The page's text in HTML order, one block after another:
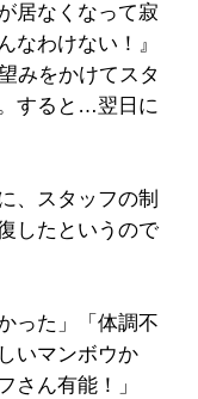
居なくなって寂
なわけない！』
みをかけてスタ
すると…翌日に
、スタッフの制
したというので
った」「体調不
いマンボウか
さん有能！」